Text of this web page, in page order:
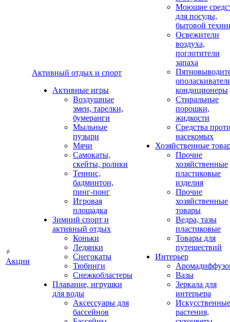
Акции
Активный отдых и спорт
Активные игры
Воздушные
змеи, тарелки,
бумеранги
Мыльные
пузыри
Мячи
Самокаты,
скейты, ролики
Теннис,
бадминтон,
пинг-понг
Игровая
площадка
Зимний спорт и
активный отдых
Коньки
Ледянки
Снегокаты
Тюбинги
Снежкобластеры
Плавание, игрушки
для воды
Аксессуары для
бассейнов
Моющие
для посуды,
бытовой
Освежители
воздуха,
поглотители
запаха
кондиционеры
Стиральные
порошки,
жидкости
Средства
насекомых
Хозяйственные
Прочие
хозяйственные
пластиковые
изделия
Прочие
хозяйственные
товары
Ведра, тазы
пластиковые
Товары для
путешествий
Интерьер
Вазы
Зеркала для
интерьера
Искусственные
растения,